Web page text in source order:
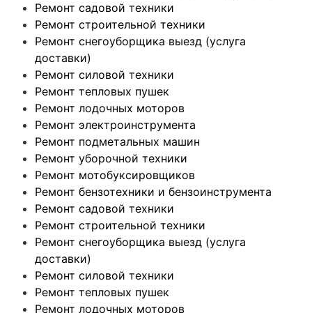
Ремонт садовой техники
Ремонт строительной техники
Ремонт снегоуборщика выезд (услуга
доставки)
Ремонт силовой техники
Ремонт тепловых пушек
Ремонт лодочных моторов
Ремонт электроинструмента
Ремонт подметальных машин
Ремонт уборочной техники
Ремонт мотобуксировщиков
Ремонт бензотехники и бензоинструмента
Ремонт садовой техники
Ремонт строительной техники
Ремонт снегоуборщика выезд (услуга
доставки)
Ремонт силовой техники
Ремонт тепловых пушек
Ремонт лодочных моторов